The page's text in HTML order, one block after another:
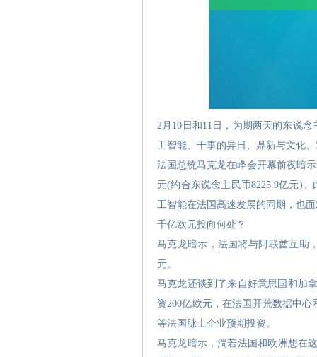
2月10日和11日，为期两天的东说
工智能、干事的异日、鼎新与文化
法国总统马克龙在峰会开幕前夜暗
元(约合东说念主民币8225.9亿元)
工智能在法国高速发展的同期，也
千亿欧元投向何处？
马克龙暗示，法国将与阿联酋互助
元。
马克龙还谈到了来自好意思国和加
资200亿欧元，在法国开荒数据中心
等法国脉土企业预期投资。
马克龙暗示，淌若法国和欧洲想在